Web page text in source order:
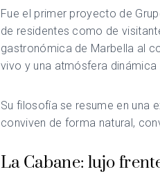
Fue el primer proyecto de
de residentes como de
gastronómica de Marbella al
vivo y una atmósfera
Su filosofía se resume en una
conviven de forma natural,
La Cabane: lujo